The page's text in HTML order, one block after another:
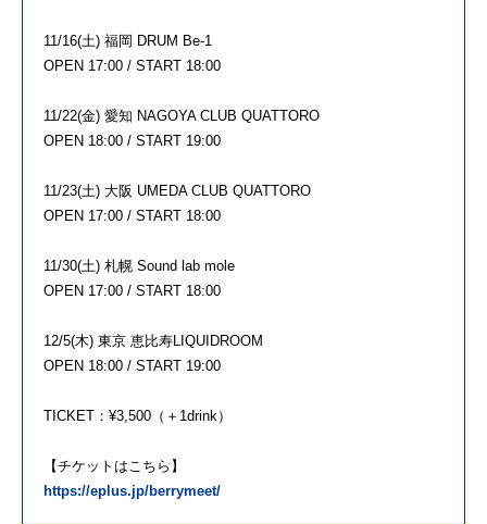
11/16(土) 福岡 DRUM Be-1
OPEN 17:00 / START 18:00
11/22(金) 愛知 NAGOYA CLUB QUATTORO
OPEN 18:00 / START 19:00
11/23(土) 大阪 UMEDA CLUB QUATTORO
OPEN 17:00 / START 18:00
11/30(土) 札幌 Sound lab mole
OPEN 17:00 / START 18:00
12/5(木) 東京 恵比寿LIQUIDROOM
OPEN 18:00 / START 19:00
TICKET：¥3,500（＋1drink）
【チケットはこちら】
https://eplus.jp/berrymeet/